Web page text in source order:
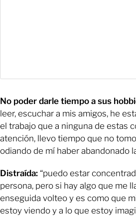
No poder darle tiempo a sus
leer, escuchar a mis amigos, he
el trabajo que a ninguna de estas
atención, llevo tiempo que no
odiando de mí haber abandonado
Distraída: “puedo estar
persona, pero si hay algo que me
enseguida volteo y es como que
estoy viendo y a lo que estoy